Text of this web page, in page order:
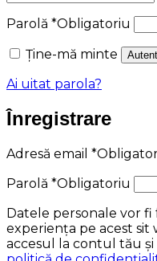
Parolă *Obligatoriu
Ține-mă minte
Ai uitat parola?
Înregistrare
Adresă email *
Parolă *Obligatoriu
Datele personale vor
experiența pe acest sit
accesul la contul tău